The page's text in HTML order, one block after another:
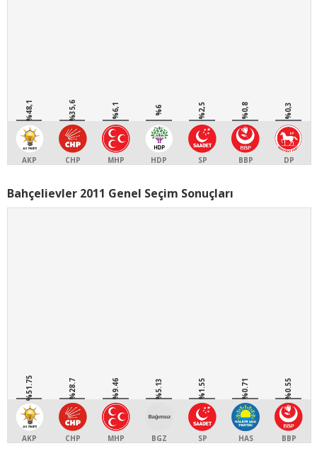
%48,1
AKP
%35,6
CHP
%6,1
MHP
%6
HDP
%2,5
SP
%0,8
BBP
%0,3
DP
Bahçelievler 2011 Genel Seçim Sonuçları
%51.75
AKP
%28.7
CHP
%9.46
MHP
%5.13
BGZ
%1.55
SP
%0.71
HAS
%0.55
BBP